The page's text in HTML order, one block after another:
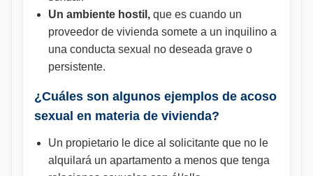
Un ambiente hostil, que es cuando un
proveedor de vivienda somete a un inquilino a
una conducta sexual no deseada grave o
persistente.
¿Cuáles son algunos ejemplos de acoso
sexual en materia de vivienda?
Un propietario le dice al solicitante que no le
alquilará un apartamento a menos que tenga